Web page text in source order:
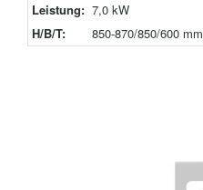
Leistung: 7,0 kW
H/B/T:
850-870/850/600 mm